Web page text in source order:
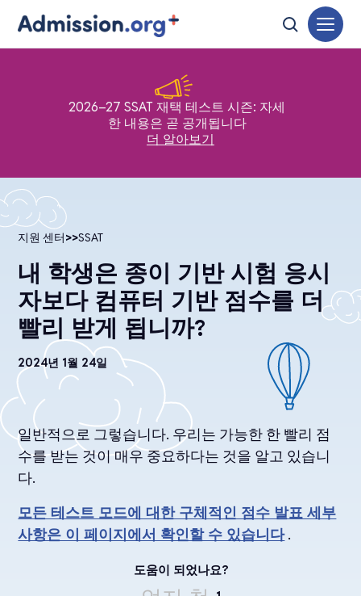
2026–27 SSAT 재택 테스트 시즌: 자세
한 내용은 곧 공개됩니다
더 알아보기
지원 센터>>SSAT
내 학생은 종이 기반 시험 응시
자보다 컴퓨터 기반 점수를 더
빨리 받게 됩니까?
2024년 1월 24일
일반적으로 그렇습니다. 우리는 가능한 한 빨리 점
수를 받는 것이 매우 중요하다는 것을 알고 있습니
다.
모든 테스트 모드에 대한 구체적인 점수 발표 세부
사항은 이 페이지에서 확인할 수 있습니다.
도움이 되었나요?